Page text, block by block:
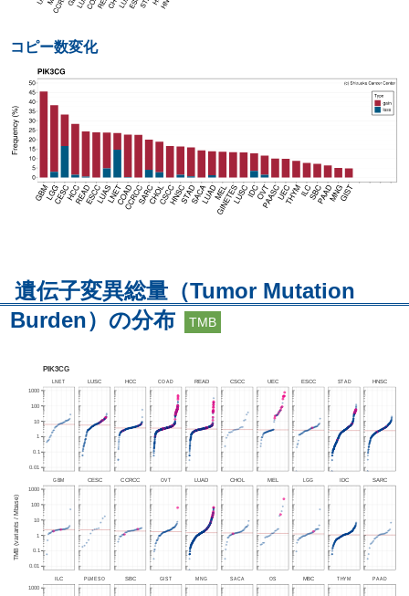
コピー数変化
遺伝子変異総量（Tumor Mutation
Burden）の分布
TMB